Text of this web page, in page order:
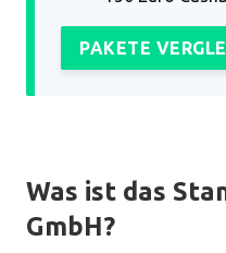
PAKETE
Was ist das
GmbH?